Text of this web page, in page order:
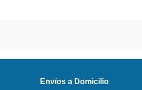
Envíos a Domicilio